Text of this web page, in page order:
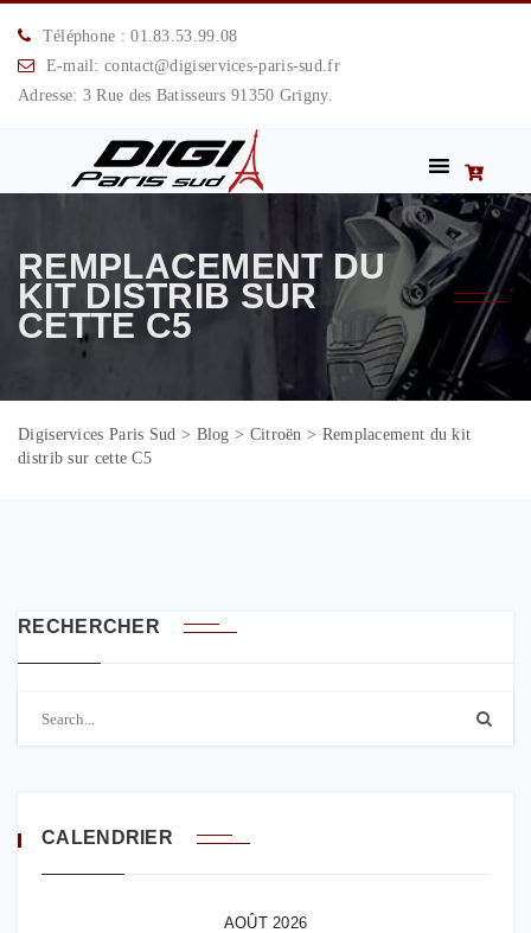
Téléphone : 01.83.53.99.08
E-mail: contact@digiservices-paris-sud.fr
Adresse: 3 Rue des Batisseurs 91350 Grigny.
REMPLACEMENT DU
KIT DISTRIB SUR
CETTE C5
Digiservices Paris Sud > Blog > Citroën > Remplacement du kit
distrib sur cette C5
RECHERCHER
CALENDRIER
AOÛT 2026